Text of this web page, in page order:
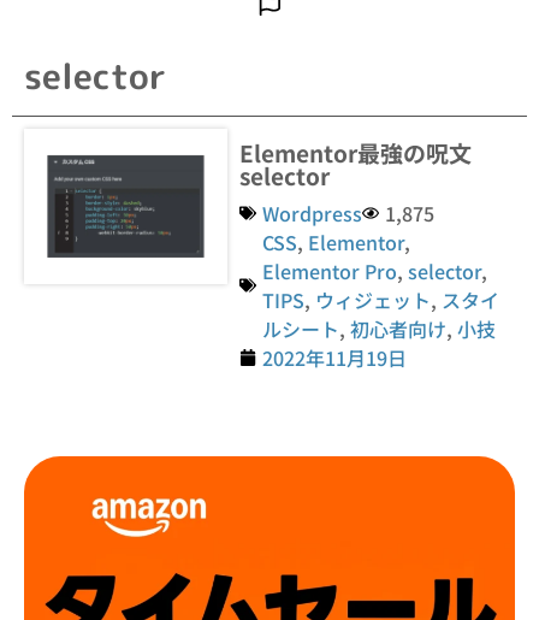
selector
Elementor最強の呪文
selector
Wordpress
1,875
CSS, Elementor,
Elementor Pro,selector,
TIPS, ウィジェット, スタイ
ルシート,初心者向け,小技
2022年11月19日